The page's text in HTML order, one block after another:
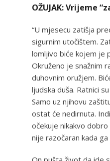
OŽUJAK: Vrijeme
“U mjesecu zatišja
sigurnim utočištem.
lomljivo biće kojem je
Okruženo je snažnim
duhovnim oružjem.
ljudska duša. Ratnici
Samo uz njihovu
ostat će nedirnuta.
očekuje nikakvo
nije razočaran kada